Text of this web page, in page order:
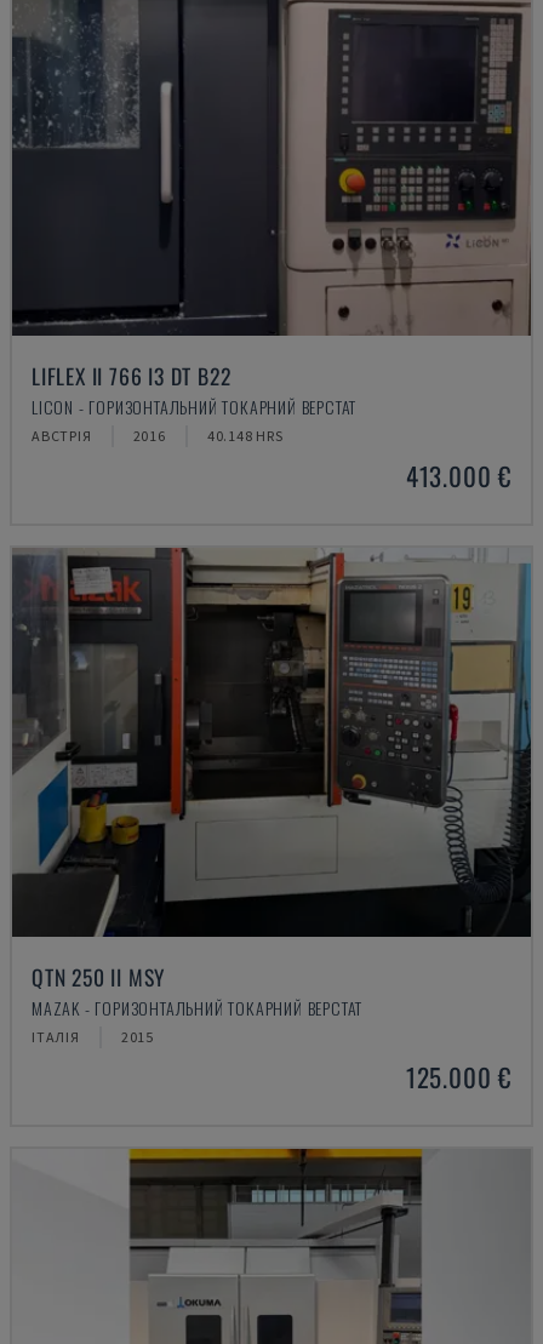
LIFLEX II 766 I3 DT B22
LICON - ГОРИЗОНТАЛЬНИЙ ТОКАРНИЙ ВЕРСТАТ
АВСТРІЯ 2016 40.148 HRS
413.000 €
QTN 250 II MSY
MAZAK - ГОРИЗОНТАЛЬНИЙ ТОКАРНИЙ ВЕРСТАТ
ІТАЛІЯ 2015
125.000 €